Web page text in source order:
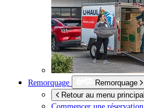
Remorquage
Remorquage
Retour au menu principal